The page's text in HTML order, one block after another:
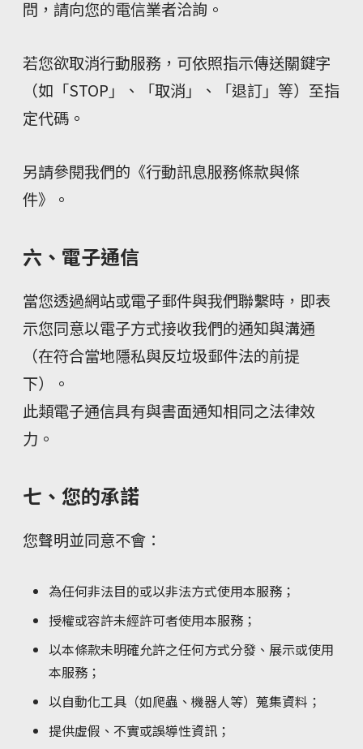
問，請向您的電信業者洽詢。
若您欲取消行動服務，可依照指示傳送關鍵字
（如「STOP」、「取消」、「退訂」等）至指
定代碼。
另請參閱我們的《行動訊息服務條款與條
件》。
六、電子通信
當您透過網站或電子郵件與我們聯繫時，即表
示您同意以電子方式接收我們的通知與溝通
（在符合當地隱私與反垃圾郵件法的前提
下）。
此類電子通信具有與書面通知相同之法律效
力。
七、您的承諾
您聲明並同意不會：
為任何非法目的或以非法方式使用本服務；
授權或容許未經許可者使用本服務；
以本條款未明確允許之任何方式分發、展示或使用
本服務；
以自動化工具（如爬蟲、機器人等）蒐集資料；
提供虛假、不實或誤導性資訊；